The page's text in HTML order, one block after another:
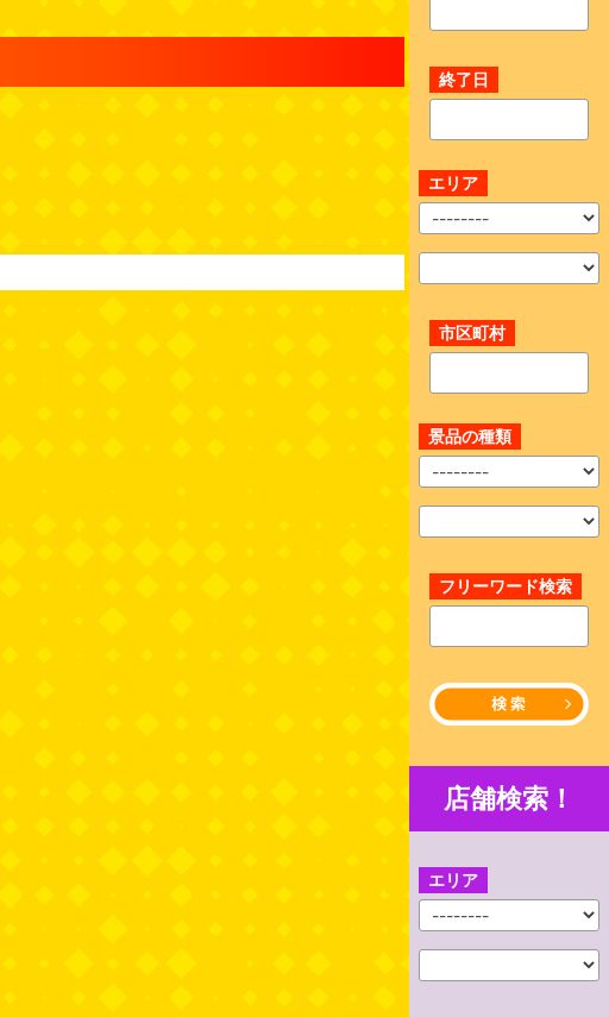
終了日
エリア
市区町村
景品の種類
フリーワード検索
店舗検索！
エリア